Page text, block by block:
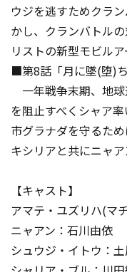
ウジを逃すためクラ
かし、クランバトル
リストの新型モビルア
■第8話「月に墜(堕)ち
一年戦争末期、地
を阻止すべくシャア
市グラナダを守るた
キシリアと共にニャア
【キャスト】
アマテ・ユズリハ(マ
ニャアン：石川由依
シュウジ・イトウ：